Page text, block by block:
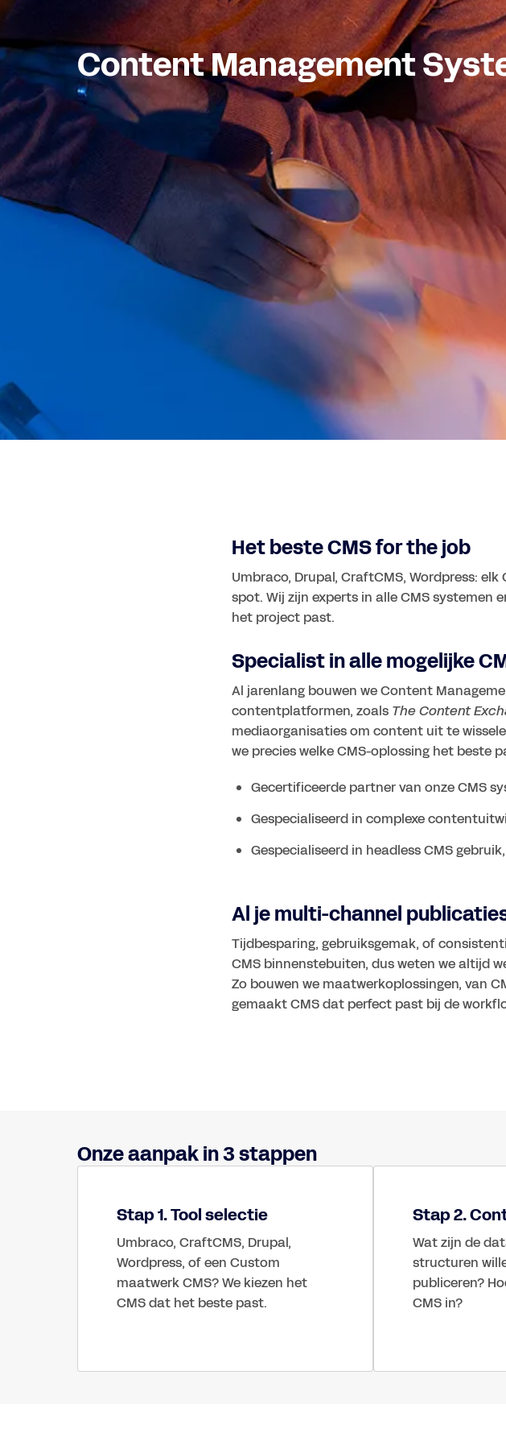
Content Management
Het beste CMS for the job
Umbraco, Drupal, CraftCMS, Wordpress:
spot. Wij zijn experts in alle CMS systemen
het project past.
Specialist in alle mogelijke
Al jarenlang bouwen we Content
contentplatformen, zoals The Content
mediaorganisaties om content uit te
we precies welke CMS-oplossing het beste
Gecertificeerde partner van onze CMS
Gespecialiseerd in complexe
Al je multi-channel
Tijdbesparing, gebruiksgemak, of
CMS binnenstebuiten, dus weten we altijd
Zo bouwen we maatwerkoplossingen, van
gemaakt CMS dat perfect past bij de
Onze aanpak in 3 stappen
Stap 1. Tool selectie
Umbraco, CraftCMS, Drupal,
Wordpress, of een Custom
maatwerk CMS? We kiezen het
CMS dat het beste past.
Stap 2.
Wat zijn de
structuren
publiceren?
CMS in?